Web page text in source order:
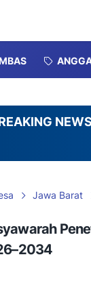
NEWS
Jawa Barat